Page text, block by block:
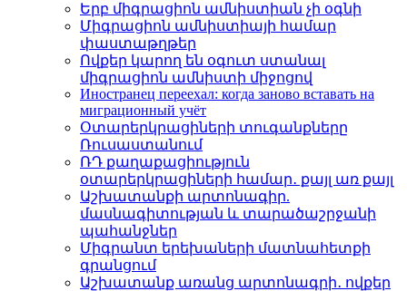
Երբ միգրացիոն ամնիստիան չի օգնի
Միգրացիոն ամնիստիայի համար
փաստաթղթեր
Ովքեր կարող են օգուտ ստանալ
միգրացիոն ամնիստի միջոցով
Иностранец переехал: когда заново вставать на
миграционный учёт
Օտարերկրացիների տուգանքները
Ռուսաստանում
ՌԴ քաղաքացիություն
օտարերկրացիների համար․ քայլ առ քայլ
Աշխատանքի արտոնագիր.
մասնագիտության և տարածաշրջանի
պահանջներ
Միգրանտ երեխաների մատնահետքի
գրանցում
Աշխատանք առանց արտոնագրի․ ովքեր